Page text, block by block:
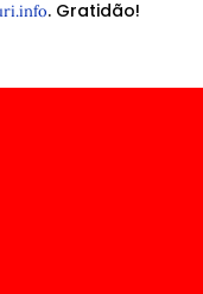
. Gratidão!